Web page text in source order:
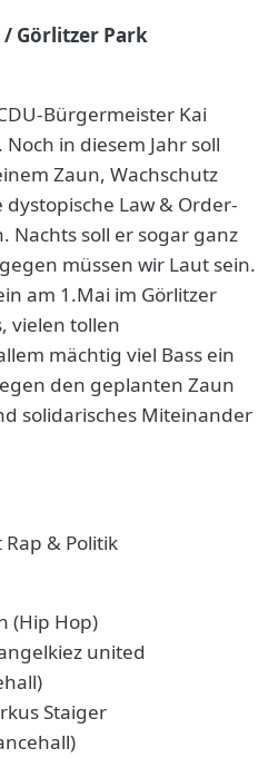
/ Görlitzer Park
Bürgermeister Kai
in diesem Jahr soll
Zaun, Wachschutz
Law & Order-
Nachts soll er sogar ganz
müssen wir Laut sein.
am 1.Mai im Görlitzer
vielen tollen
mächtig viel Bass ein
den geplanten Zaun
solidarisches Miteinander
& Politik
(Hip Hop)
united
Staiger